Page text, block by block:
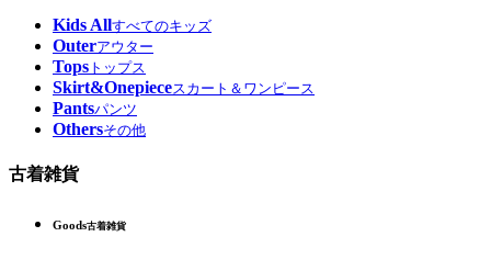
Kids Allすべてのキッズ
Outerアウター
Tops トップス
Skirt&Onepieceスカート＆ワンピース
Pantsパンツ
Othersその他
古着雑貨
Goods古着雑貨